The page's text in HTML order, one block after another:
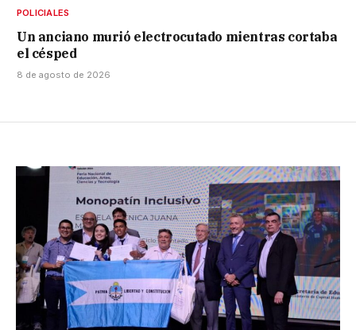
POLICIALES
Un anciano murió electrocutado mientras cortaba
el césped
8 de agosto de 2026